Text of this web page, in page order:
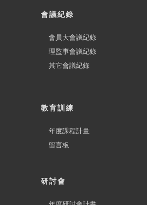
會議紀錄
會員大會議紀錄
理監事會議紀錄
其它會議紀錄
教育訓練
年度課程計畫
留言板
研討會